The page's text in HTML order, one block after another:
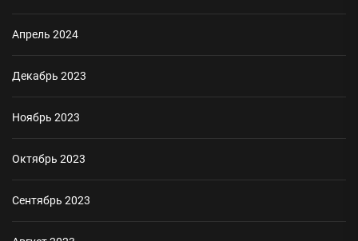
Апрель 2024
Декабрь 2023
Ноябрь 2023
Октябрь 2023
Сентябрь 2023